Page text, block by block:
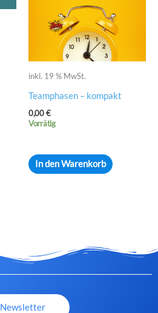
inkl. 19 % MwSt.
Teamphasen – kompakt
0,00€
Vorrätig
In den Warenkorb
Newsletter